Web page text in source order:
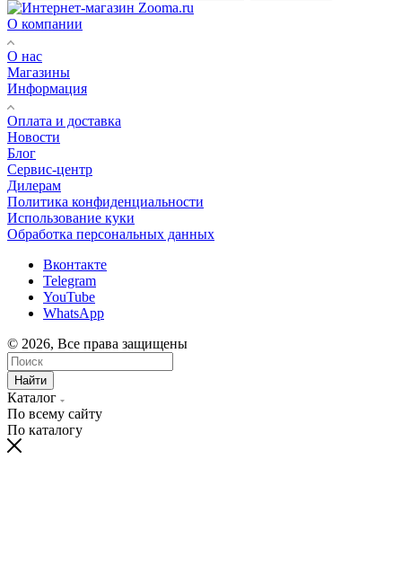
О компании
О нас
Магазины
Информация
Оплата и доставка
Новости
Блог
Сервис-центр
Дилерам
Политика конфиденциальности
Использование куки
Обработка персональных данных
Вконтакте
Telegram
YouTube
WhatsApp
© 2026, Все права защищены
Найти
Каталог
По всему сайту
По каталогу